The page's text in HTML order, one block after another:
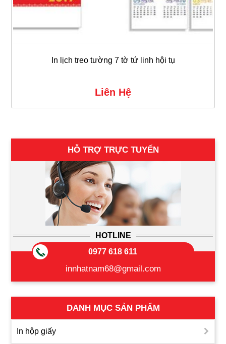
In lịch treo tường 7 tờ tứ linh hội tụ
Liên Hệ
HỖ TRỢ TRỰC TUYẾN
HOTLINE
0977 618 611
innhatnam68@gmail.com
DANH MỤC SẢN PHẨM
In hộp giấy